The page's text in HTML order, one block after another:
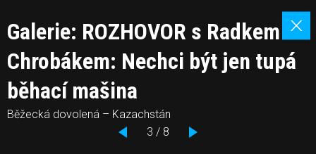
Galerie: ROZHOVOR s Radkem
Chrobákem: Nechci být jen tupá
běhací mašina
Běžecká dovolená – Kazachstán
3 / 8